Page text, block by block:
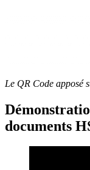
Le QR Code apposé
documents